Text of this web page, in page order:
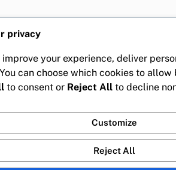
privacy
improve your experience, deliver
can choose which cookies to
to consent or Reject All to decline
Customize
Reject All